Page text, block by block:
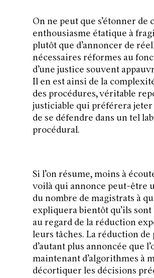
On ne peut que s’étonner de
enthousiasme étatique à
plutôt que d’annoncer de
nécessaires réformes au
d’une justice souvent
Il en est ainsi de la
des procédures, véritable
justiciable qui préférera jeter
de se défendre dans un tel
procédural.
Si l’on résume, moins à
voilà qui annonce peut-être
du nombre de magistrats à
expliquera bientôt qu’ils
au regard de la réduction
leurs tâches. La réduction de
d’autant plus annoncée que
maintenant d’algorithmes à
décortiquer les décisions